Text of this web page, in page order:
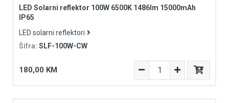
LED Solarni reflektor 100W 6500K 1486lm 15000mAh
IP65
LED solarni reflektori
Šifra: SLF-100W-CW
180,00 KM